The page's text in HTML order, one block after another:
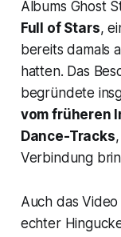
Albums Ghost
Full of Stars,
bereits damals
hatten. Das
begründete
vom früheren
Dance-Tracks
Verbindung
Auch das
echter